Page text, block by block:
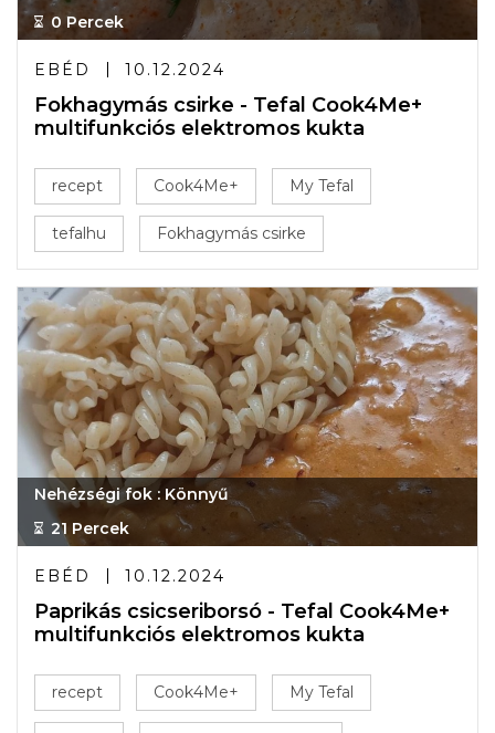
0 Percek
EBÉD 10.12.2024
Fokhagymás csirke - Tefal Cook4Me+
multifunkciós elektromos kukta
recept Cook4Me+ My Tefal
tefalhu Fokhagymás csirke
Nehézségi fok : Könnyű
21 Percek
EBÉD 10.12.2024
Paprikás csicseriborsó - Tefal Cook4Me+
multifunkciós elektromos kukta
recept Cook4Me+ My Tefal